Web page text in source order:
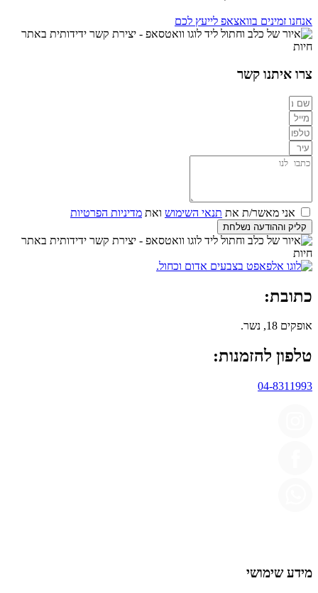
אנחנו זמינים בוואצאפ לייעץ לכם
צרו איתנו קשר
אני מאשר/ת את תנאי השימוש ואת מדיניות הפרטיות
קליק וההודעה נשלחת
כתובת:
אופקים 18, נשר.
טלפון להזמנות:
04-8311993
מידע שימושי